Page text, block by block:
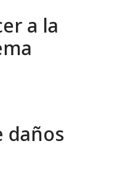
a la
daños